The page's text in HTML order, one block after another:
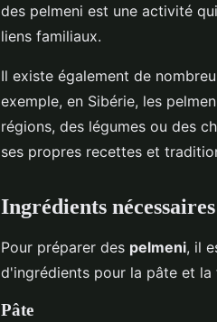
des pelmeni est une activité
liens familiaux.
Il existe également de
exemple, en Sibérie, les
régions, des légumes ou des
ses propres recettes et
Ingrédients nécessaires
Pour préparer des pelmeni, il
d'ingrédients pour la pâte et la
Pâte